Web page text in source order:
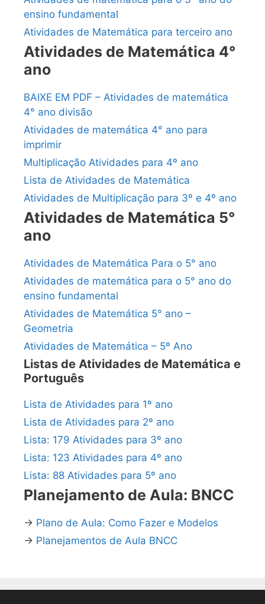
ensino fundamental
Atividades de Matemática para terceiro ano
Atividades de Matemática 4°
ano
BAIXE EM PDF – Atividades de matemática
4° ano divisão
Atividades de matemática 4° ano para
imprimir
Multiplicação Atividades para 4º ano
Lista de Atividades de Matemática
Atividades de Multiplicação para 3º e 4º ano
Atividades de Matemática 5°
ano
Atividades de Matemática Para o 5° ano
Atividades de matemática para o 5° ano do
ensino fundamental
Atividades de Matemática 5° ano –
Geometria
Atividades de Matemática – 5º Ano
Listas de Atividades de Matemática e
Português
Lista de Atividades para 1º ano
Lista de Atividades para 2º ano
Lista: 179 Atividades para 3º ano
Lista: 123 Atividades para 4º ano
Lista: 88 Atividades para 5º ano
Planejamento de Aula: BNCC
→ Plano de Aula: Como Fazer e Modelos
→ Planejamentos de Aula BNCC